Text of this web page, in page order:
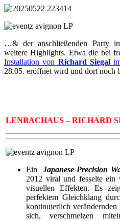
…& der anschließenden Party
weitere Highlights. Etwa die bei
Installation von Richard Siegal
28.05. eröffnet wird und dort noch
LENBACHAUS – RICHARD
Ein Japanese Precision
2012 viral und fesselte ein
visuellen Effekten. Es
perfektem Gleichklang
kontinuierlich verändernden
sich, verschmelzen